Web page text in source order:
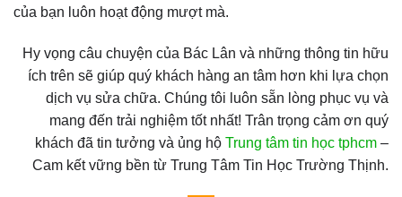
của bạn luôn hoạt động mượt mà.
Hy vọng câu chuyện của Bác Lân và những thông tin hữu
ích trên sẽ giúp quý khách hàng an tâm hơn khi lựa chọn
dịch vụ sửa chữa. Chúng tôi luôn sẵn lòng phục vụ và
mang đến trải nghiệm tốt nhất! Trân trọng cảm ơn quý
khách đã tin tưởng và ủng hộ Trung tâm tin học tphcm –
Cam kết vững bền từ Trung Tâm Tin Học Trường Thịnh.